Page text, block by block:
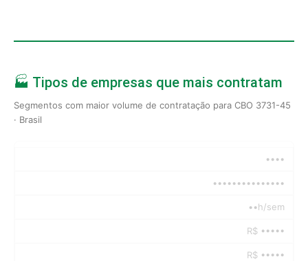
🏭 Tipos de empresas que mais contratam
Segmentos com maior volume de contratação para CBO 3731-45
· Brasil
••••
•••••••••••••••
••h/sem
R$ •••••
R$ •••••